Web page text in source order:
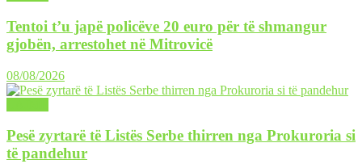
Tentoi t’u japë policëve 20 euro për të shmangur
gjobën, arrestohet në Mitrovicë
08/08/2026
Pesë zyrtarë të Listës Serbe thirren nga Prokuroria si
të pandehur